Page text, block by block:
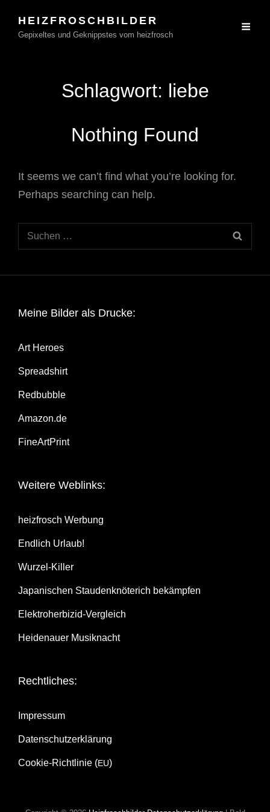
HEIZFROSCHBILDER
Gepixeltes und Geknippstes vom heizfrosch
Schlagwort: liebe
Nothing Found
It seems we can’t find what you’re looking for.
Perhaps searching can help.
Search
for:
Mei­ne Bil­der als Drucke:
Art Heroes
Spread­shirt
Red­bubble
Amazon.de
Fine­Art­Print
Wei­te­re Weblinks:
heiz­frosch Werbung
End­lich Urlaub!
Wur­zel-Kil­ler
Japa­ni­schen Stau­den­knö­te­rich bekämpfen
Elek­tro­her­bi­zid-Ver­gleich
Hei­de­nau­er Musiknacht
Recht­li­ches:
Impres­sum
Daten­schutz­er­klä­rung
Coo­kie-Rich­t­­li­­nie (EU)